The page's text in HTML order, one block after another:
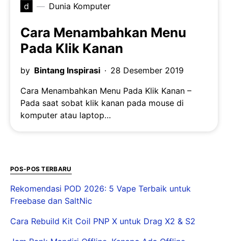
d Dunia Komputer
Cara Menambahkan Menu
Pada Klik Kanan
by Bintang Inspirasi
28 Desember 2019
Cara Menambahkan Menu Pada Klik Kanan –
Pada saat sobat klik kanan pada mouse di
komputer atau laptop…
POS-POS TERBARU
Rekomendasi POD 2026: 5 Vape Terbaik untuk
Freebase dan SaltNic
Cara Rebuild Kit Coil PNP X untuk Drag X2 & S2